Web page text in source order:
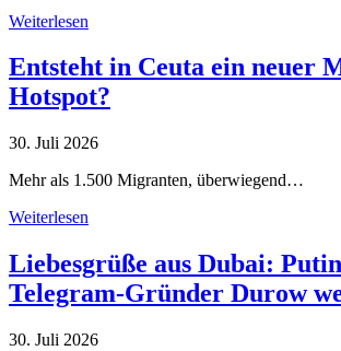
Weiterlesen
Entsteht in Ceuta ein neuer
Hotspot?
30. Juli 2026
Mehr als 1.500 Migranten, überwiegend…
Weiterlesen
Liebesgrüße aus Dubai:
Telegram-Gründer Durow
30. Juli 2026